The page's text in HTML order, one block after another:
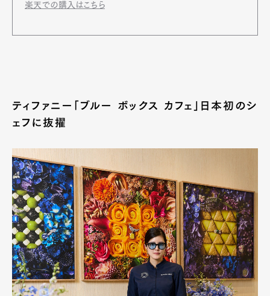
楽天での購入はこちら
ティファニー「ブルー ボックス カフェ」日本初のシ
ェフに抜擢